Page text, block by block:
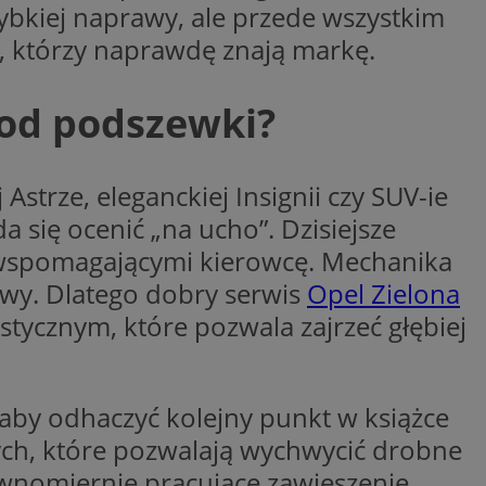
naprawy, ale przede wszystkim
którzy naprawdę znają markę.
podszewki?
eleganckiej Insignii czy SUV-ie
ocenić „na ucho”. Dzisiejsze
kierowcę. Mechanika
Dlatego dobry serwis Opel Zielona
które pozwala zajrzeć głębiej
odhaczyć kolejny punkt w książce
które pozwalają wychwycić drobne
w celu
strony
pomagając
wydajność
Microsoft
informacji
stron w jedną
dla
określone
skuteczności, a
w różnych
for
reklam w
Można to
Microsoft.
w wielu różnych
użytkowników.
sposób
oraz
mógł zobaczyć
(którego
produktów
rzeczywistym od
używamy do
Opis